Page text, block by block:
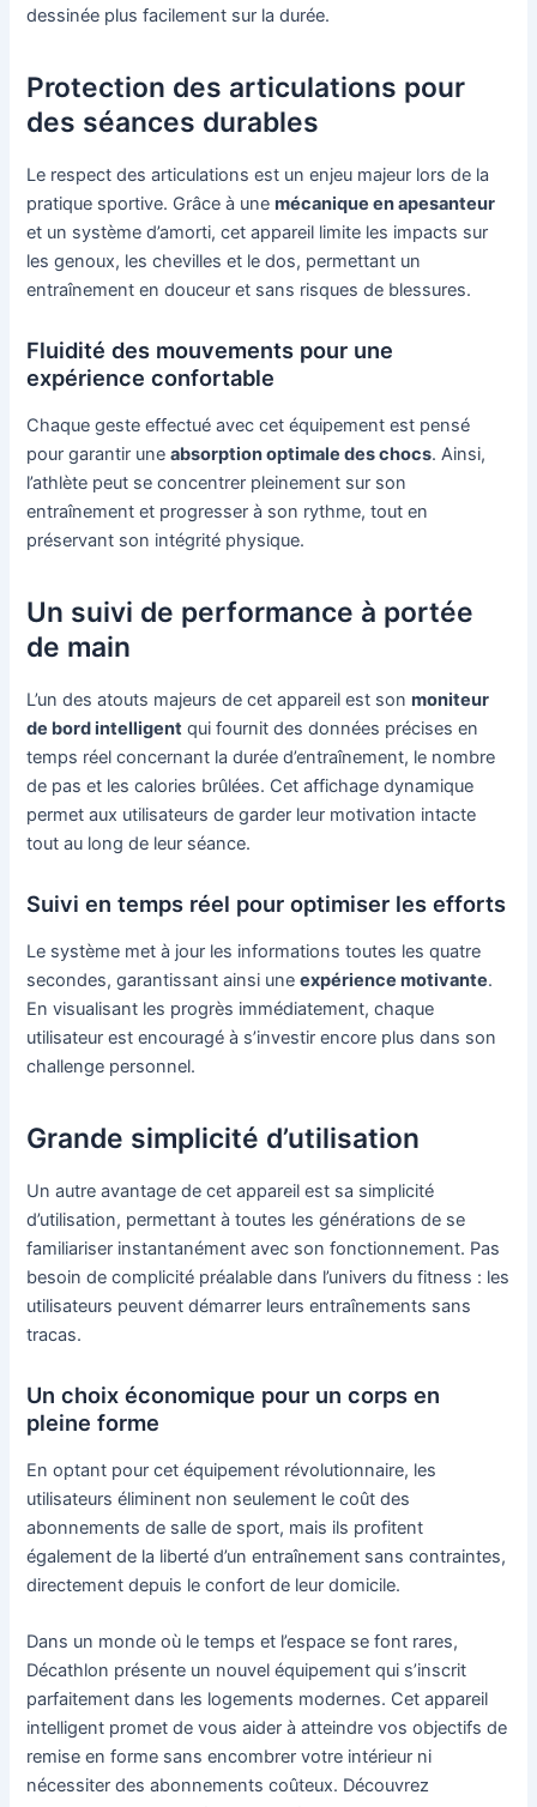
dessinée plus facilement sur la durée.
Protection des articulations pour
des séances durables
Le respect des articulations est un enjeu majeur lors de la
pratique sportive. Grâce à unemécanique en apesanteur
et un système d’amorti, cet appareil limite les impacts sur
les genoux, les chevilles et le dos, permettant un
entraînement en douceur et sans risques de blessures.
Fluidité des mouvements pour une
expérience confortable
Chaque geste effectué avec cet équipement est pensé
pour garantir uneabsorption optimale des chocs. Ainsi,
l’athlète peut se concentrer pleinement sur son
entraînement et progresser à son rythme, tout en
préservant son intégrité physique.
Un suivi de performance à portée
de main
L’un des atouts majeurs de cet appareil est sonmoniteur
de bord intelligent qui fournit des données précises en
temps réel concernant la durée d’entraînement, le nombre
de pas et les calories brûlées. Cet affichage dynamique
permet aux utilisateurs de garder leur motivation intacte
tout au long de leur séance.
Suivi en temps réel pour optimiser les efforts
Le système met à jour les informations toutes les quatre
secondes, garantissant ainsi uneexpérience motivante.
En visualisant les progrès immédiatement, chaque
utilisateur est encouragé à s’investir encore plus dans son
challenge personnel.
Grande simplicité d’utilisation
Un autre avantage de cet appareil est sa simplicité
d’utilisation, permettant à toutes les générations de se
familiariser instantanément avec son fonctionnement. Pas
besoin de complicité préalable dans l’univers du fitness : les
utilisateurs peuvent démarrer leurs entraînements sans
tracas.
Un choix économique pour un corps en
pleine forme
En optant pour cet équipement révolutionnaire, les
utilisateurs éliminent non seulement le coût des
abonnements de salle de sport, mais ils profitent
également de la liberté d’un entraînement sans contraintes,
directement depuis le confort de leur domicile.
Dans un monde où le temps et l’espace se font rares,
Décathlon présente un nouvel équipement qui s’inscrit
parfaitement dans les logements modernes. Cet appareil
intelligent promet de vous aider à atteindre vos objectifs de
remise en forme sans encombrer votre intérieur ni
nécessiter des abonnements coûteux. Découvrez